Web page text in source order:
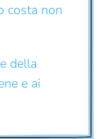
costa non
della
e ai